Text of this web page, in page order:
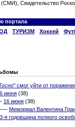
Свидетельство
портала
ТУРИЗМ Хоккей
смог уйти от
июня (38)
16 июня (38)
Мемориал Валентина
я годовщина полного